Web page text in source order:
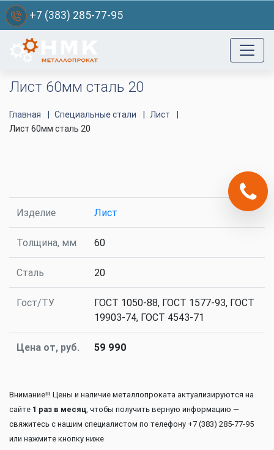
+7 (383) 285-77-95
Лист 60мм сталь 20
Главная Специальные стали
Лист
Лист 60мм сталь 20
Изделие Лист
Толщина, мм 60
Сталь 20
Гост/ТУ
ГОСТ 1050-88, ГОСТ 1577-93, ГОСТ
19903-74, ГОСТ 4543-71
Цена от, руб. 59 990
Внимание!!! Цены и наличие металлопроката актуализируются на
сайте 1 раз в месяц, чтобы получить верную информацию —
свяжитесь с нашим специалистом по телефону +7 (383) 285-77-95
или нажмите кнопку ниже